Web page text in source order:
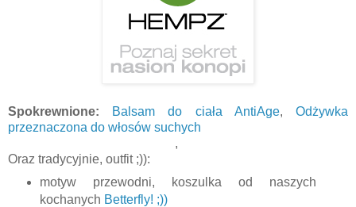
Spokrewnione: Balsam do ciała AntiAge,Odżywka
przeznaczona do włosów suchych
,
Oraz tradycyjnie, outfit ;)):
motyw przewodni, koszulka od naszych
kochanych Betterfly! ;))